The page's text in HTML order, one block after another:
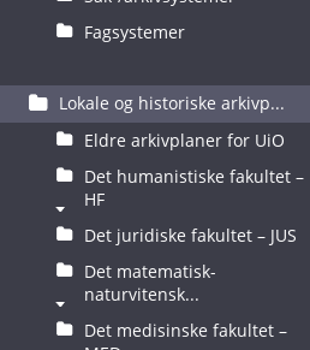
Fagsystemer
Lokale og historiske arkivp...
Eldre arkivplaner for UiO
Det humanistiske fakultet –
HF
Det juridiske fakultet – JUS
Det matematisk-
naturvitensk...
Det medisinske fakultet –